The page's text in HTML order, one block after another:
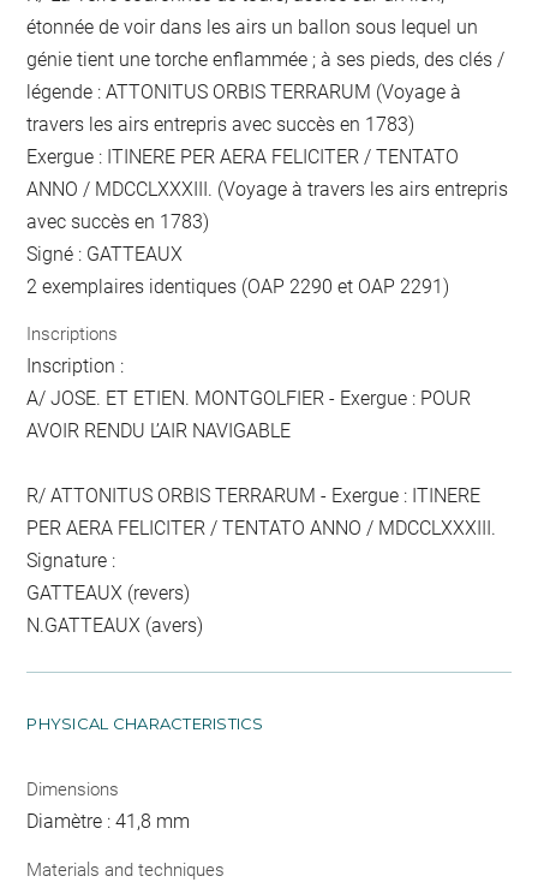
étonnée de voir dans les airs un ballon sous lequel un
génie tient une torche enflammée ; à ses pieds, des clés /
légende : ATTONITUS ORBIS TERRARUM (Voyage à
travers les airs entrepris avec succès en 1783)
Exergue : ITINERE PER AERA FELICITER / TENTATO
ANNO / MDCCLXXXIII. (Voyage à travers les airs entrepris
avec succès en 1783)
Signé : GATTEAUX
2 exemplaires identiques (OAP 2290 et OAP 2291)
Inscriptions
Inscription :
A/ JOSE. ET ETIEN. MONTGOLFIER - Exergue : POUR
AVOIR RENDU L’AIR NAVIGABLE
R/ ATTONITUS ORBIS TERRARUM - Exergue : ITINERE
PER AERA FELICITER / TENTATO ANNO / MDCCLXXXIII.
Signature :
GATTEAUX (revers)
N.GATTEAUX (avers)
PHYSICAL CHARACTERISTICS
Dimensions
Diamètre : 41,8 mm
Materials and techniques